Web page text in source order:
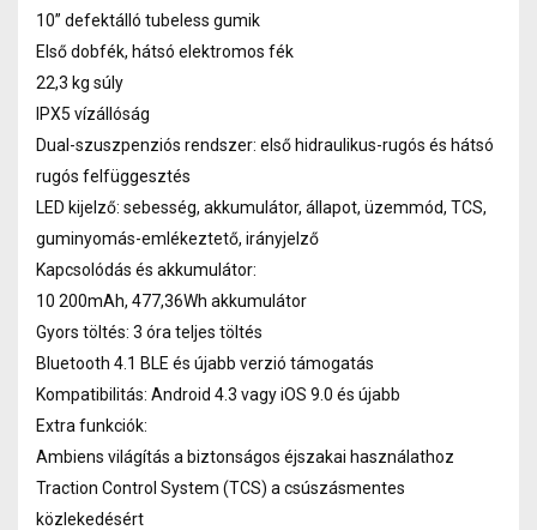
10” defektálló tubeless gumik
Első dobfék, hátsó elektromos fék
22,3 kg súly
IPX5 vízállóság
Dual-szuszpenziós rendszer: első hidraulikus-rugós és hátsó
rugós felfüggesztés
LED kijelző: sebesség, akkumulátor, állapot, üzemmód, TCS,
guminyomás-emlékeztető, irányjelző
Kapcsolódás és akkumulátor:
10 200mAh, 477,36Wh akkumulátor
Gyors töltés: 3 óra teljes töltés
Bluetooth 4.1 BLE és újabb verzió támogatás
Kompatibilitás: Android 4.3 vagy iOS 9.0 és újabb
Extra funkciók:
Ambiens világítás a biztonságos éjszakai használathoz
Traction Control System (TCS) a csúszásmentes
közlekedésért